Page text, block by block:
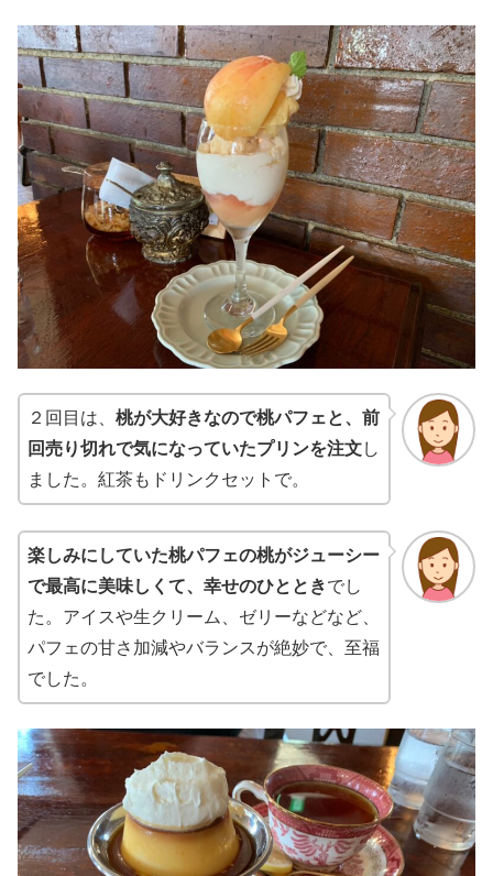
２回目は、 桃が大好きなので桃パフェと、前
回売り切れで気になっていたプリンを注文し
ました。紅茶もドリンクセットで。
楽しみにしていた桃パフェの桃がジューシー
で最高に美味しくて、幸せのひとときでし
た。アイスや生クリーム、ゼリーなどなど、
パフェの甘さ加減やバランスが絶妙で、至福
でした。